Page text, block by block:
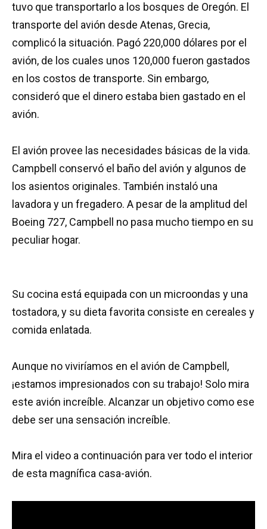
tuvo que transportarlo a los bosques de Oregón. El
transporte del avión desde Atenas, Grecia,
complicó la situación. Pagó 220,000 dólares por el
avión, de los cuales unos 120,000 fueron gastados
en los costos de transporte. Sin embargo,
consideró que el dinero estaba bien gastado en el
avión.
El avión provee las necesidades básicas de la vida.
Campbell conservó el baño del avión y algunos de
los asientos originales. También instaló una
lavadora y un fregadero. A pesar de la amplitud del
Boeing 727, Campbell no pasa mucho tiempo en su
peculiar hogar.
Su cocina está equipada con un microondas y una
tostadora, y su dieta favorita consiste en cereales y
comida enlatada.
Aunque no viviríamos en el avión de Campbell,
¡estamos impresionados con su trabajo! Solo mira
este avión increíble. Alcanzar un objetivo como ese
debe ser una sensación increíble.
Mira el video a continuación para ver todo el interior
de esta magnífica casa-avión.